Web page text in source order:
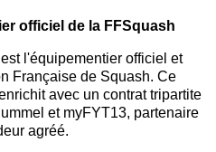
officiel de la FFSquash
l'équipementier officiel et
Française de Squash. Ce
avec un contrat tripartite
et myFYT13, partenaire
agréé.